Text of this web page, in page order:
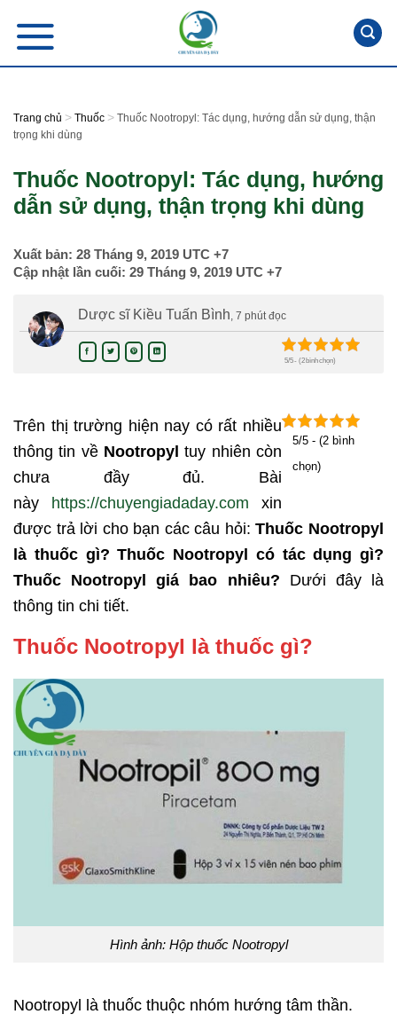
content
Trang chủ > Thuốc > Thuốc Nootropyl: Tác dụng, hướng dẫn sử dụng, thận
trọng khi dùng
Thuốc Nootropyl: Tác dụng, hướng
dẫn sử dụng, thận trọng khi dùng
Xuất bản: 28 Tháng 9, 2019 UTC +7
Cập nhật lần cuối: 29 Tháng 9, 2019 UTC +7
Dược sĩ Kiều Tuấn Bình, 7 phút đọc
5/5 - (2 bình chọn)
5/5 - (2 bình
chọn)
Trên thị trường hiện nay có rất nhiều
thông tin về Nootropyl tuy nhiên còn
chưa đầy đủ. Bài
này https://chuyengiadaday.com xin
được trả lời cho bạn các câu hỏi:Thuốc Nootropyl
là thuốc gì? Thuốc Nootropyl có tác dụng gì?
Thuốc Nootropyl giá bao nhiêu? Dưới đây là
thông tin chi tiết.
Thuốc Nootropyl là thuốc gì?
Hình ảnh: Hộp thuốc Nootropyl
Nootropyl là thuốc thuộc nhóm hướng tâm thần.